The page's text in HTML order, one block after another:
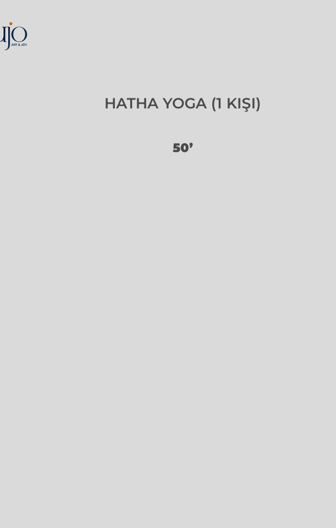
HATHA YOGA (1 KIŞI)
50’